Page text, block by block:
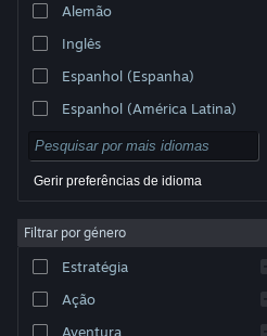
© Valve Corporation. Todos os direitos reservados.
respetivos proprietários nos E.U.A. e outros países.
Acessibilidade
Reembolsos|Cookies
Alemão
Inglês
Espanhol (Espanha)
Espanhol (América Latina)
Gerir preferências de idioma
Filtrar por género
Estratégia
Ação
Aventura